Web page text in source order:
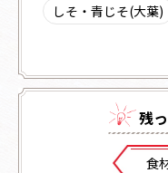
しそ・青じそ(大葉)
残
⾷